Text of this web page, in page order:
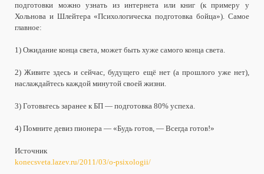
подготовки можно узнать из интернета или книг (к примеру у
Хольнова и Шлейтера «Психологическа подготовка бойца»). Самое
главное:
1) Ожидание конца света, может быть хуже самого конца света.
2) Живите здесь и сейчас, будущего ещё нет (а прошлого уже нет),
наслаждайтесь каждой минутой своей жизни.
3) Готовьтесь заранее к БП — подготовка 80% успеха.
4) Помните девиз пионера — «Будь готов, — Всегда готов!»
Источник
konecsveta.lazev.ru/2011/03/o-psixologii/